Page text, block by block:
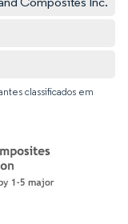
classificados em